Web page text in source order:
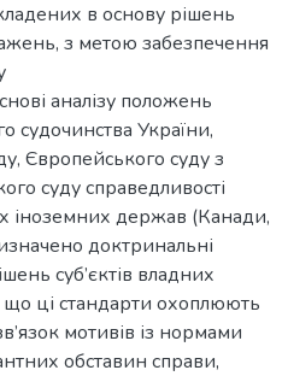
в основу рішень
з метою забезпечення
аналізу положень
судочинства України,
Європейського суду з
суду справедливості
іноземних держав (Канади,
доктринальні
суб’єктів владних
ці стандарти охоплюють
мотивів із нормами
обставин справи,